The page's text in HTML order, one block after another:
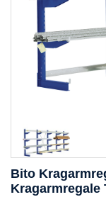
Bito
Kragarmregale